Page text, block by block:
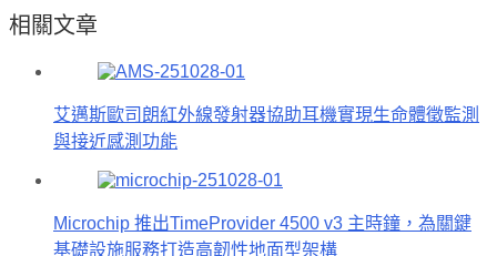
相關文章
艾邁斯歐司朗紅外線發射器協助耳機實現生命體徵監測
與接近感測功能
Microchip 推出TimeProvider 4500 v3 主時鐘，為關鍵
基礎設施服務打造高韌性地面型架構